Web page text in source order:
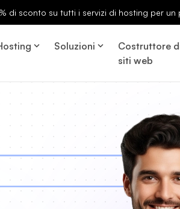
di sconto su tutti i servizi di hosting per un
Soluzioni
Costruttore
siti web